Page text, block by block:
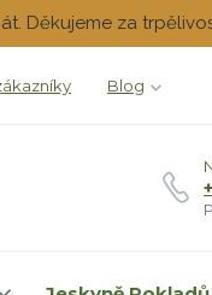
Děkujeme za
Blog